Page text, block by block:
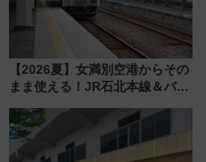
【2026夏】女満別空港からその
まま使える！JR石北本線＆バス
ーパス」でおトクに道東観光
（8/3発売）